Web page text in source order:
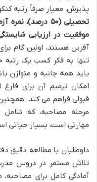
پذیرش، معیار صرفاً رتبه
موفقیت در ارزیابی شایستگی
آفرین هستند، اولین گام
تنها به فکر کسب یک رتبه
باید همه جانبه و متوازن
امکان ترمیم آن برای
قبولی فراهم می کند.
مرحله مصاحبه، که
مهارتی است، بسیار حیاتی
داوطلبان با مطالعه دقیق
تلاش مستمر در دروس
آمادگی کامل برای